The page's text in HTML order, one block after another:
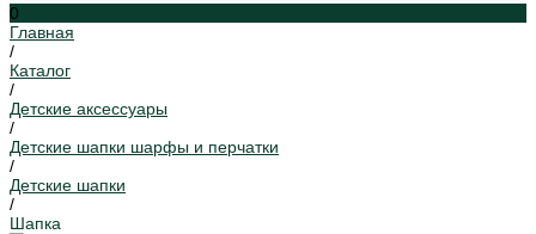
0
Главная
/
Каталог
/
Детские аксессуары
/
Детские шапки шарфы и перчатки
/
Детские шапки
/
Шапка